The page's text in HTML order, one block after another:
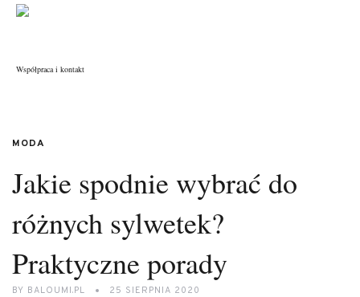
Współpraca i kontakt
MODA
Jakie spodnie wybrać do
różnych sylwetek?
Praktyczne porady
BY BALOUMI.PL 25 SIERPNIA 2020